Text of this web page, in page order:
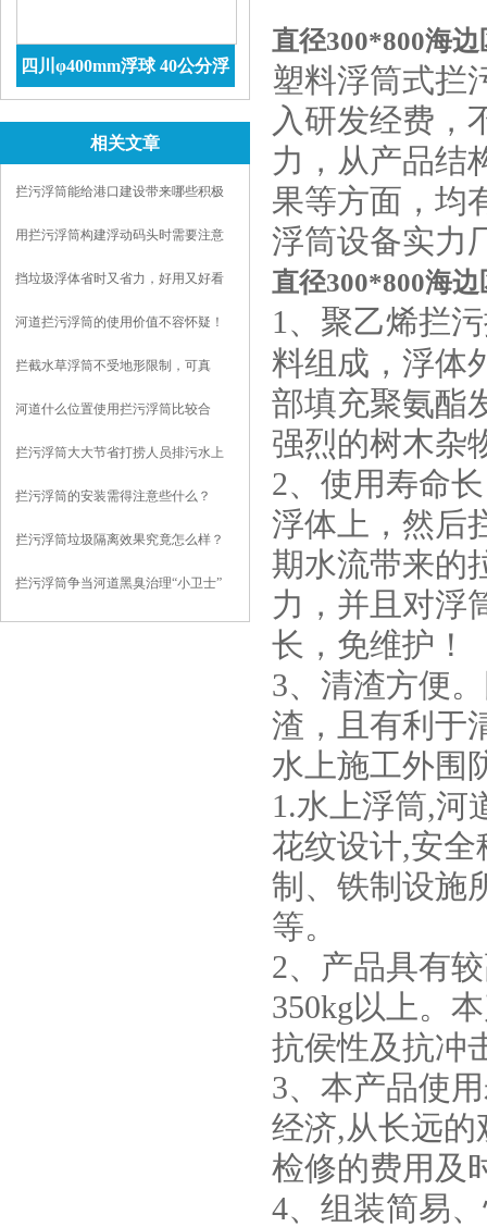
四川φ400mm浮球 40公分浮
相关文章
拦污浮筒能给港口建设带来哪些积极
用拦污浮筒构建浮动码头时需要注意
挡垃圾浮体省时又省力，好用又好看
河道拦污浮筒的使用价值不容怀疑！
拦截水草浮筒不受地形限制，可真
河道什么位置使用拦污浮筒比较合
拦污浮筒大大节省打捞人员排污水上
拦污浮筒的安装需得注意些什么？
拦污浮筒垃圾隔离效果究竟怎么样？
拦污浮筒争当河道黑臭治理“小卫士”
直径300*800海
塑料浮筒式拦
入研发经费，
力，从产品结
果等方面，均
浮筒设备实力
直径300*800海
1、聚乙烯拦
料组成，浮体
部填充聚氨酯
强烈的树木杂
2、使用寿命
浮体上，然后
期水流带来的
力，并且对浮
长，免维护！
3、清渣方便
渣，且有利于
水上施工外围
1.水上浮筒,河
花纹设计,安
制、铁制设施
等。
2、产品具有
350kg以上。
抗侯性及抗冲
3、本产品使
经济,从长远
检修的费用及
4、组装简易